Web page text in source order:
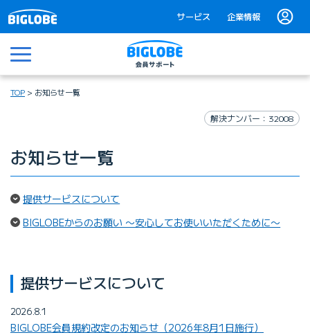
サービス 企業情報
メニュー
TOP お知らせ一覧
解決ナンバー：32008
お知らせ一覧
提供サービスについて
BIGLOBEからのお願い 〜安心してお使いいただくために〜
提供サービスについて
2026.8.1
BIGLOBE会員規約改定のお知らせ（2026年8月1日施行）